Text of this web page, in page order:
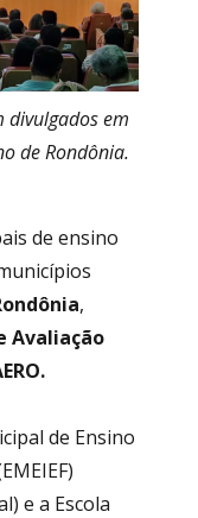
divulgados em
de Rondônia.
de ensino
,
Avaliação
de Ensino
e a Escola